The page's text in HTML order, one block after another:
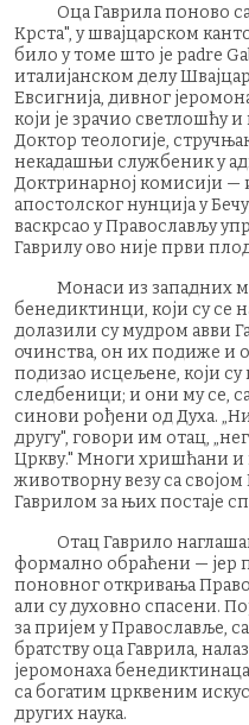
Оца Гаврила поново сам
Крста", у швајцарском
било у томе што је padre
италијанском делу
Евсигнија, дивног
који је зрачио светлошћу
Доктор теологије,
некадашњи службеник у
Доктринарној комисији —
апостолског нунција у
васкрсао у Православљу
Гаврилу ово није први
Монаси из западних
бенедиктинци, који су се
долазили су мудром авви
очинства, он их подиже и
подизао исцељене, који
следбеници; и они му се,
синови рођени од Духа.
другу", говори им отац,
Цркву." Многи хришћани и
животворну везу са
Гаврилом за њих постаје
Отац Гаврило
формално обраћени — јер
поновног откривања
али су духовно спасени.
за пријем у Православље,
братству оца Гаврила,
јеромонаха
са богатим црквеним
других наука.